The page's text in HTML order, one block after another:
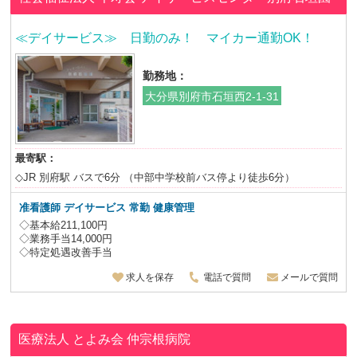
≪デイサービス≫ 日勤のみ！ マイカー通勤OK！
勤務地：
大分県別府市石垣西2-1-31
最寄駅：
◇JR 別府駅 バスで6分 （中部中学校前バス停より徒歩6分）
准看護師デイサービス 常勤 健康管理
◇基本給211,100円
◇業務手当14,000円
◇特定処遇改善手当
求人を保存 電話で質問 メールで質問
医療法人 とよみ会仲宗根病院